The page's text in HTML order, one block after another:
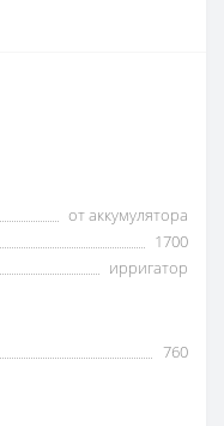
от аккумулятора
1700
ирригатор
760